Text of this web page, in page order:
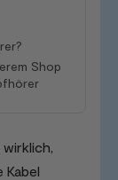
Shop
Kabel